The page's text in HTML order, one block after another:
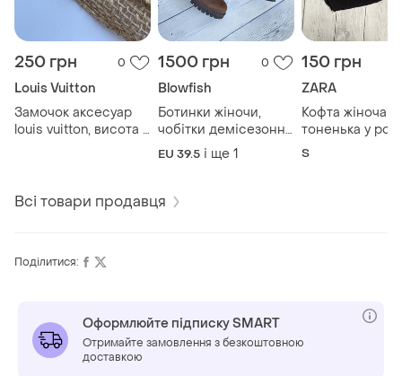
250 грн 0
Louis Vuitton
Замочок аксесуар
louis vuitton, висота 3
1500 грн 0
Blowfish
Ботинки жіночи,
чобітки демісезонні
нові від бренду
blowfish malibu
устілці 25,5-26 см)
EU 39.5 і ще 1
150 грн
ZARA
Кофта жіноча
тоненька у
s(36)8
S
Всі товари продавця
Поділитися:
Оформлюйте підписку SMART
Отримайте замовлення з безкоштовною
доставкою